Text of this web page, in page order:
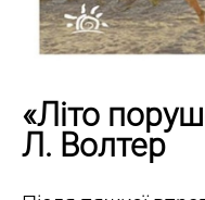
«Літо
Л. Волтер